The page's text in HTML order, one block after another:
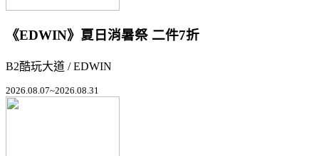
《EDWIN》夏日消暑祭 二件7折
B2酷玩大道 / EDWIN
2026.08.07~2026.08.31